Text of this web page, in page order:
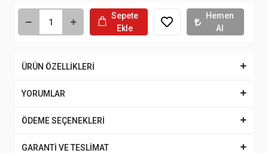
Sepete
Ekle
Hemen
Al
ÜRÜN ÖZELLİKLERİ
YORUMLAR
ÖDEME SEÇENEKLERİ
GARANTİ VE TESLİMAT